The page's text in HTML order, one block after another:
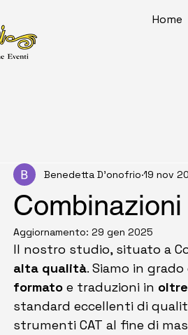
Home
Benedetta D'onofrio 19 nov
Aggiornamento: 29 gen 2025
Il nostro studio, situato a
alta qualità. Siamo in
formato e traduzioni in
standard eccellenti di
strumenti CAT al fine di